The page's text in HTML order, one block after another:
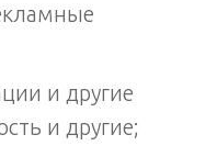
и другие
и другие;